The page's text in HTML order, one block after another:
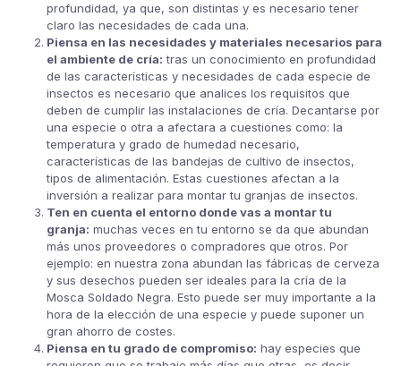
profundidad, ya que, son distintas y es necesario tener
claro las necesidades de cada una.
Piensa en las necesidades y materiales necesarios para
el ambiente de cría: tras un conocimiento en profundidad
de las características y necesidades de cada especie de
insectos es necesario que analices los requisitos que
deben de cumplir las instalaciones de cría. Decantarse por
una especie o otra a afectara a cuestiones como: la
temperatura y grado de humedad necesario,
características de las bandejas de cultivo de insectos,
tipos de alimentación. Estas cuestiones afectan a la
inversión a realizar para montar tu granjas de insectos.
Ten en cuenta el entorno donde vas a montar tu
granja: muchas veces en tu entorno se da que abundan
más unos proveedores o compradores que otros. Por
ejemplo: en nuestra zona abundan las fábricas de cerveza
y sus desechos pueden ser ideales para la cría de la
Mosca Soldado Negra. Esto puede ser muy importante a la
hora de la elección de una especie y puede suponer un
gran ahorro de costes.
Piensa en tu grado de compromiso: hay especies que